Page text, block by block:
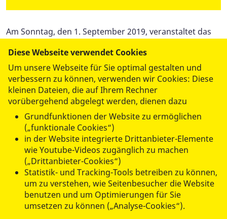
Am Sonntag, den 1. September 2019, veranstaltet das
einen Trödelmarkt. Anmeldungen werden ab sofort bis
zum 26.08.2019 persönlich im Familiencafé,
Finkenkruger Straße 58, in Falkensee oder telefonisch
unter 03322 – 85 24 061 entgegengenommen. Gegen
eine Gebühr von 3,-€ und eine Kuchenspende werden
ein Platz reserviert und ein Tisch zur Verfügung
gestellt.
datenschutzkonform mit
Diese Webseite verwendet Cookies
Um unsere Webseite für Sie optimal gestalten und
verbessern zu können, verwenden wir Cookies: Diese
kleinen Dateien, die auf Ihrem Rechner
vorübergehend abgelegt werden, dienen dazu
Grundfunktionen der Website zu ermöglichen
(„funktionale Cookies“)
in der Website integrierte Drittanbieter-Elemente
wie Youtube-Videos zugänglich zu machen
(„Drittanbieter-Cookies“)
Statistik- und Tracking-Tools betreiben zu können,
um zu verstehen, wie Seitenbesucher die Website
benutzen und um Optimierungen für Sie
umsetzen zu können („Analyse-Cookies“).